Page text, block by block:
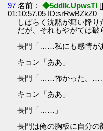
97 名前： ◆5ddIk.UpwsTI
01:10:57.05 ID:srRwBZkZ0
しばらく沈黙が舞い降り
だが、それもやがては破
長門「……私にも感情が
キョン「ああ」
長門「……怖かった。……
キョン「ああ」
長門「……」
長門は俺の胸板に自分の